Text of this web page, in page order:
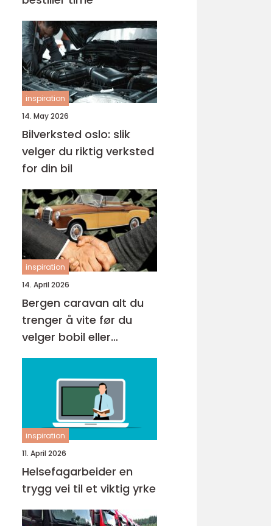
inspiration
14. May 2026
Bilverksted oslo: slik
velger du riktig verksted
for din bil
inspiration
14. April 2026
Bergen caravan alt du
trenger å vite før du
velger bobil eller
campingvogn
inspiration
11. April 2026
Helsefagarbeider en
trygg vei til et viktig yrke